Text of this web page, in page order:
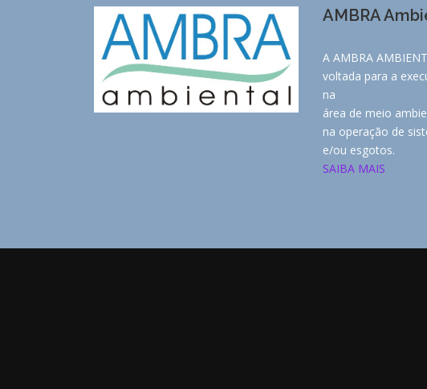
AMBRA
A AMBRA
voltada para a
na
área de meio
na operação de
e/ou esgotos.
SAIBA MAIS